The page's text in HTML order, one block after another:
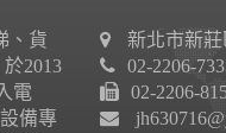
、貨
2013
電
備專
新北市新莊
02-2206-
02-2206-